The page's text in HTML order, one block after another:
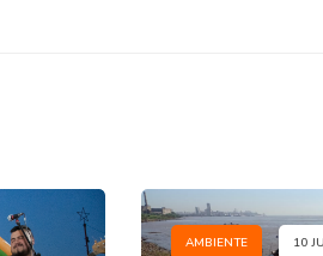
AMBIENTE 10